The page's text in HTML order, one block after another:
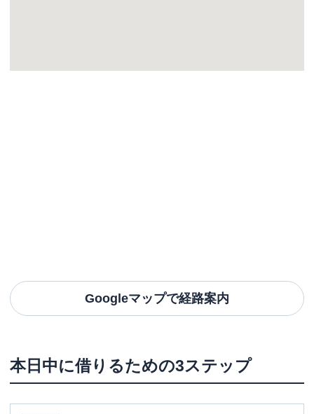
Googleマップで経路案内
本日中に借りるための3ステップ